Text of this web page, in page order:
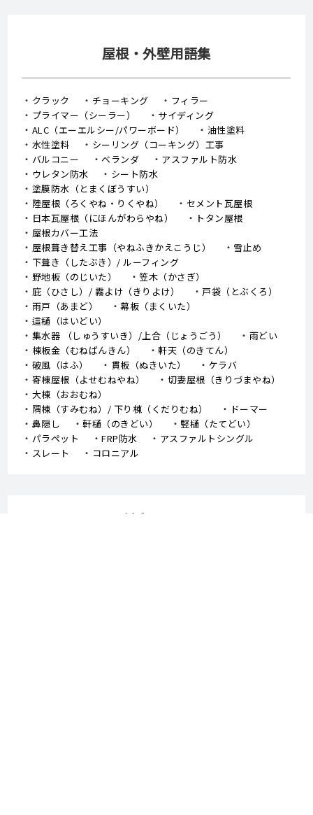
屋根・外壁用語集
クラック チョーキング
フィラー
プライマー（シーラー）
サイディング
ALC（エーエルシー/パワーボード）
油性塗料
水性塗料
シーリング（コーキング）工事
バルコニー
ベランダ
アスファルト防水
ウレタン防水
シート防水
塗膜防水（とまくぼうすい）
陸屋根（ろくやね・りくやね）
セメント瓦屋根
日本瓦屋根（にほんがわらやね）
トタン屋根
屋根カバー工法
屋根葺き替え工事（やねふきかえこうじ）
雪止め
下葺き（したぶき）/ ルーフィング
野地板（のじいた）
笠木（かさぎ）
庇（ひさし）/ 霧よけ（きりよけ）
戸袋（とぶくろ）
雨戸（あまど）
幕板（まくいた）
這樋（はいどい）
集水器 （しゅうすいき）/上合（じょうごう）
雨どい
棟板金（むねばんきん）
軒天（のきてん）
破風（はふ）
貫板（ぬきいた）
ケラバ
寄棟屋根（よせむねやね）
切妻屋根（きりづまやね）
大棟（おおむね）
隅棟（すみむね）/ 下り棟（くだりむね）
ドーマー
鼻隠し
軒樋（のきどい）
竪樋（たてどい）
パラペット
FRP防水
アスファルトシングル
スレート
コロニアル
対応エリア